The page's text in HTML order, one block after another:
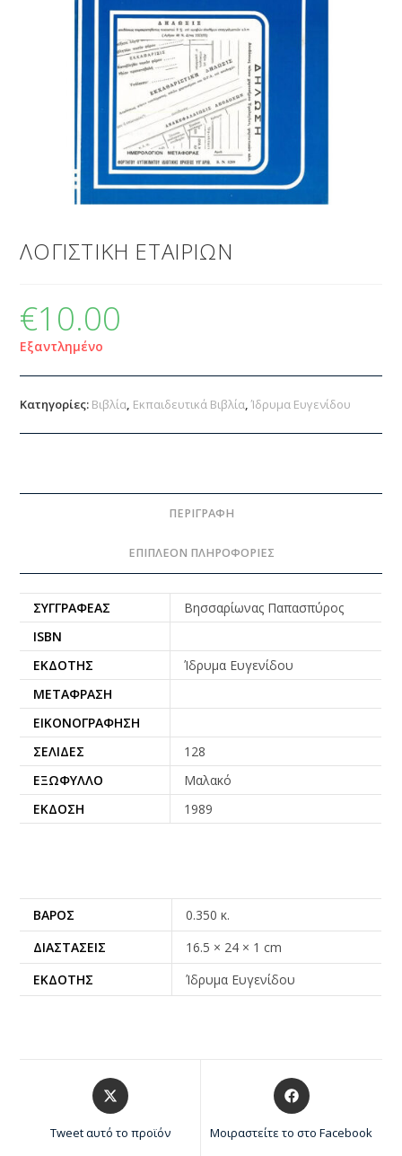
ΛΟΓΙΣΤΙΚΗ ΕΤΑΙΡΙΩΝ
€10.00
Εξαντλημένο
Κατηγορίες: Βιβλία, Εκπαιδευτικά Βιβλία,Ίδρυμα Ευγενίδου
ΠΕΡΙΓΡΑΦΉ
ΕΠΙΠΛΈΟΝ ΠΛΗΡΟΦΟΡΊΕΣ
ΣΥΓΓΡΑΦΈΑΣ
Βησσαρίωνας Παπασπύρος
ISBN
ΕΚΔΌΤΗΣ
Ίδρυμα Ευγενίδου
ΜΕΤΆΦΡΑΣΗ
ΕΙΚΟΝΟΓΡΆΦΗΣΗ
ΣΕΛΊΔΕΣ
128
ΕΞΏΦΥΛΛΟ
Μαλακό
ΈΚΔΟΣΗ
1989
ΒΆΡΟΣ
0.350 κ.
ΔΙΑΣΤΆΣΕΙΣ
16.5 × 24 × 1 cm
ΕΚΔΌΤΗΣ
Ίδρυμα Ευγενίδου
Tweet αυτό το προϊόν Μοιραστείτε το στο Facebook